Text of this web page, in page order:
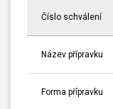
Číslo schválení
Název přípravku
Forma přípravku